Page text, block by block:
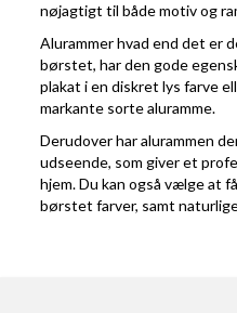
nøjagtigt til både motiv og
Alurammer hvad end det er
børstet, har den gode
plakat i en diskret lys farve
markante sorte aluramme.
Derudover har alurammen
udseende, som giver et
hjem. Du kan også vælge at
børstet farver, samt